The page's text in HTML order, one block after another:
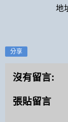
地
分享
沒有留言:
張貼留言